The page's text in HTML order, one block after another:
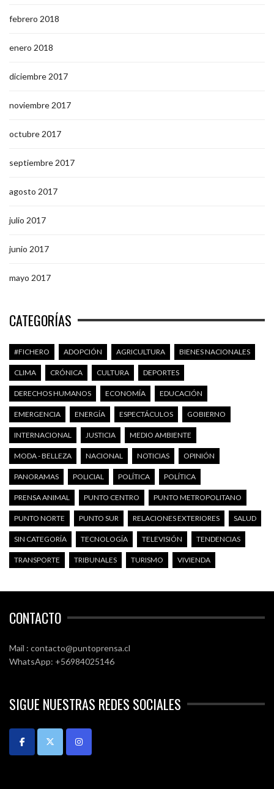
febrero 2018
enero 2018
diciembre 2017
noviembre 2017
octubre 2017
septiembre 2017
agosto 2017
julio 2017
junio 2017
mayo 2017
CATEGORÍAS
#FICHERO ADOPCIÓN AGRICULTURA BIENES NACIONALES
CLIMA CRÓNICA CULTURA DEPORTES
DERECHOS HUMANOS ECONOMÍA EDUCACIÓN
EMERGENCIA ENERGÍA ESPECTÁCULOS GOBIERNO
INTERNACIONAL JUSTICIA MEDIO AMBIENTE
MODA - BELLEZA NACIONAL NOTICIAS OPINIÓN
PANORAMAS POLICIAL POLÍTICA POLÍTICA
PRENSA ANIMAL PUNTO CENTRO PUNTO METROPOLITANO
PUNTO NORTE PUNTO SUR RELACIONES EXTERIORES SALUD
SIN CATEGORÍA TECNOLOGÍA TELEVISIÓN TENDENCIAS
TRANSPORTE TRIBUNALES TURISMO VIVIENDA
CONTACTO
Mail : contacto@puntoprensa.cl
WhatsApp: +56984025146
SIGUE NUESTRAS REDES SOCIALES